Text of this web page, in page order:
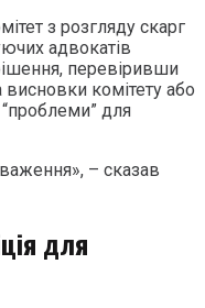
з розгляду скарг
адвокатів
перевіривши
комітету або
для
– сказав
для